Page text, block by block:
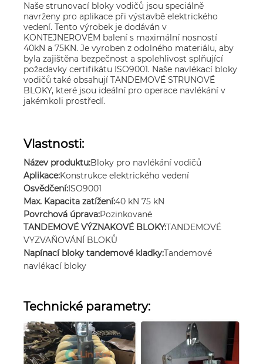
Naše strunovací bloky vodičů jsou speciálně
navrženy pro aplikace při výstavbě elektrického
vedení. Tento výrobek je dodáván v
KONTEJNEROVÉM balení s maximální nosností
40kN a 75KN. Je vyroben z odolného materiálu, aby
byla zajištěna bezpečnost a spolehlivost splňující
požadavky certifikátu ISO9001. Naše navlékací bloky
vodičů také obsahují TANDEMOVÉ STRUNOVÉ
BLOKY, které jsou ideální pro operace navlékání v
jakémkoli prostředí.
Vlastnosti:
Název produktu:Bloky pro navlékání vodičů
Aplikace:Konstrukce elektrického vedení
Osvědčení:ISO9001
Max. Kapacita zatížení:40 kN 75 kN
Povrchová úprava:Pozinkované
TANDEMOVÉ VÝZNAKOVÉ BLOKY:TANDEMOVÉ
VYZVAŇOVÁNÍ BLOKŮ
Napínací bloky tandemové kladky:Tandemové
navlékací bloky
Technické parametry: